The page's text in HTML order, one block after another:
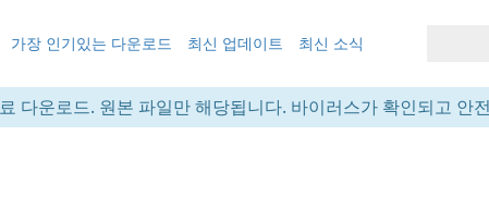
가장 인기있는 다운로드 최신 업데이트 최신 소식
다운로드. 원본 파일만 해당됩니다. 바이러스가 확인되고 안